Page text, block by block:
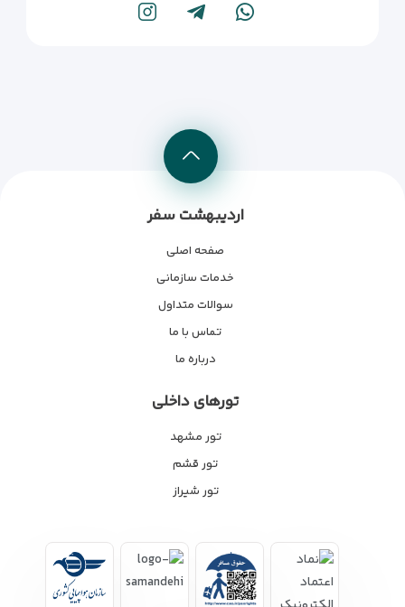
اردیبهشت سفر
صفحه اصلی
خدمات سازمانی
سوالات متداول
تماس با ما
درباره ما
تورهای داخلی
تور مشهد
تور قشم
تور شیراز